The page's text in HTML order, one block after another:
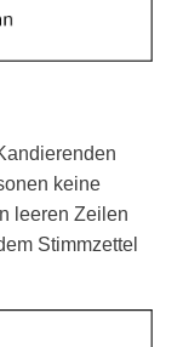
keine
leeren Zeilen
Stimmzettel